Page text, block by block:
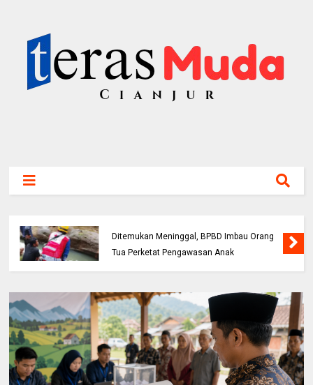
Ditemukan Meninggal, BPBD Imbau Orang
Tua Perketat Pengawasan Anak